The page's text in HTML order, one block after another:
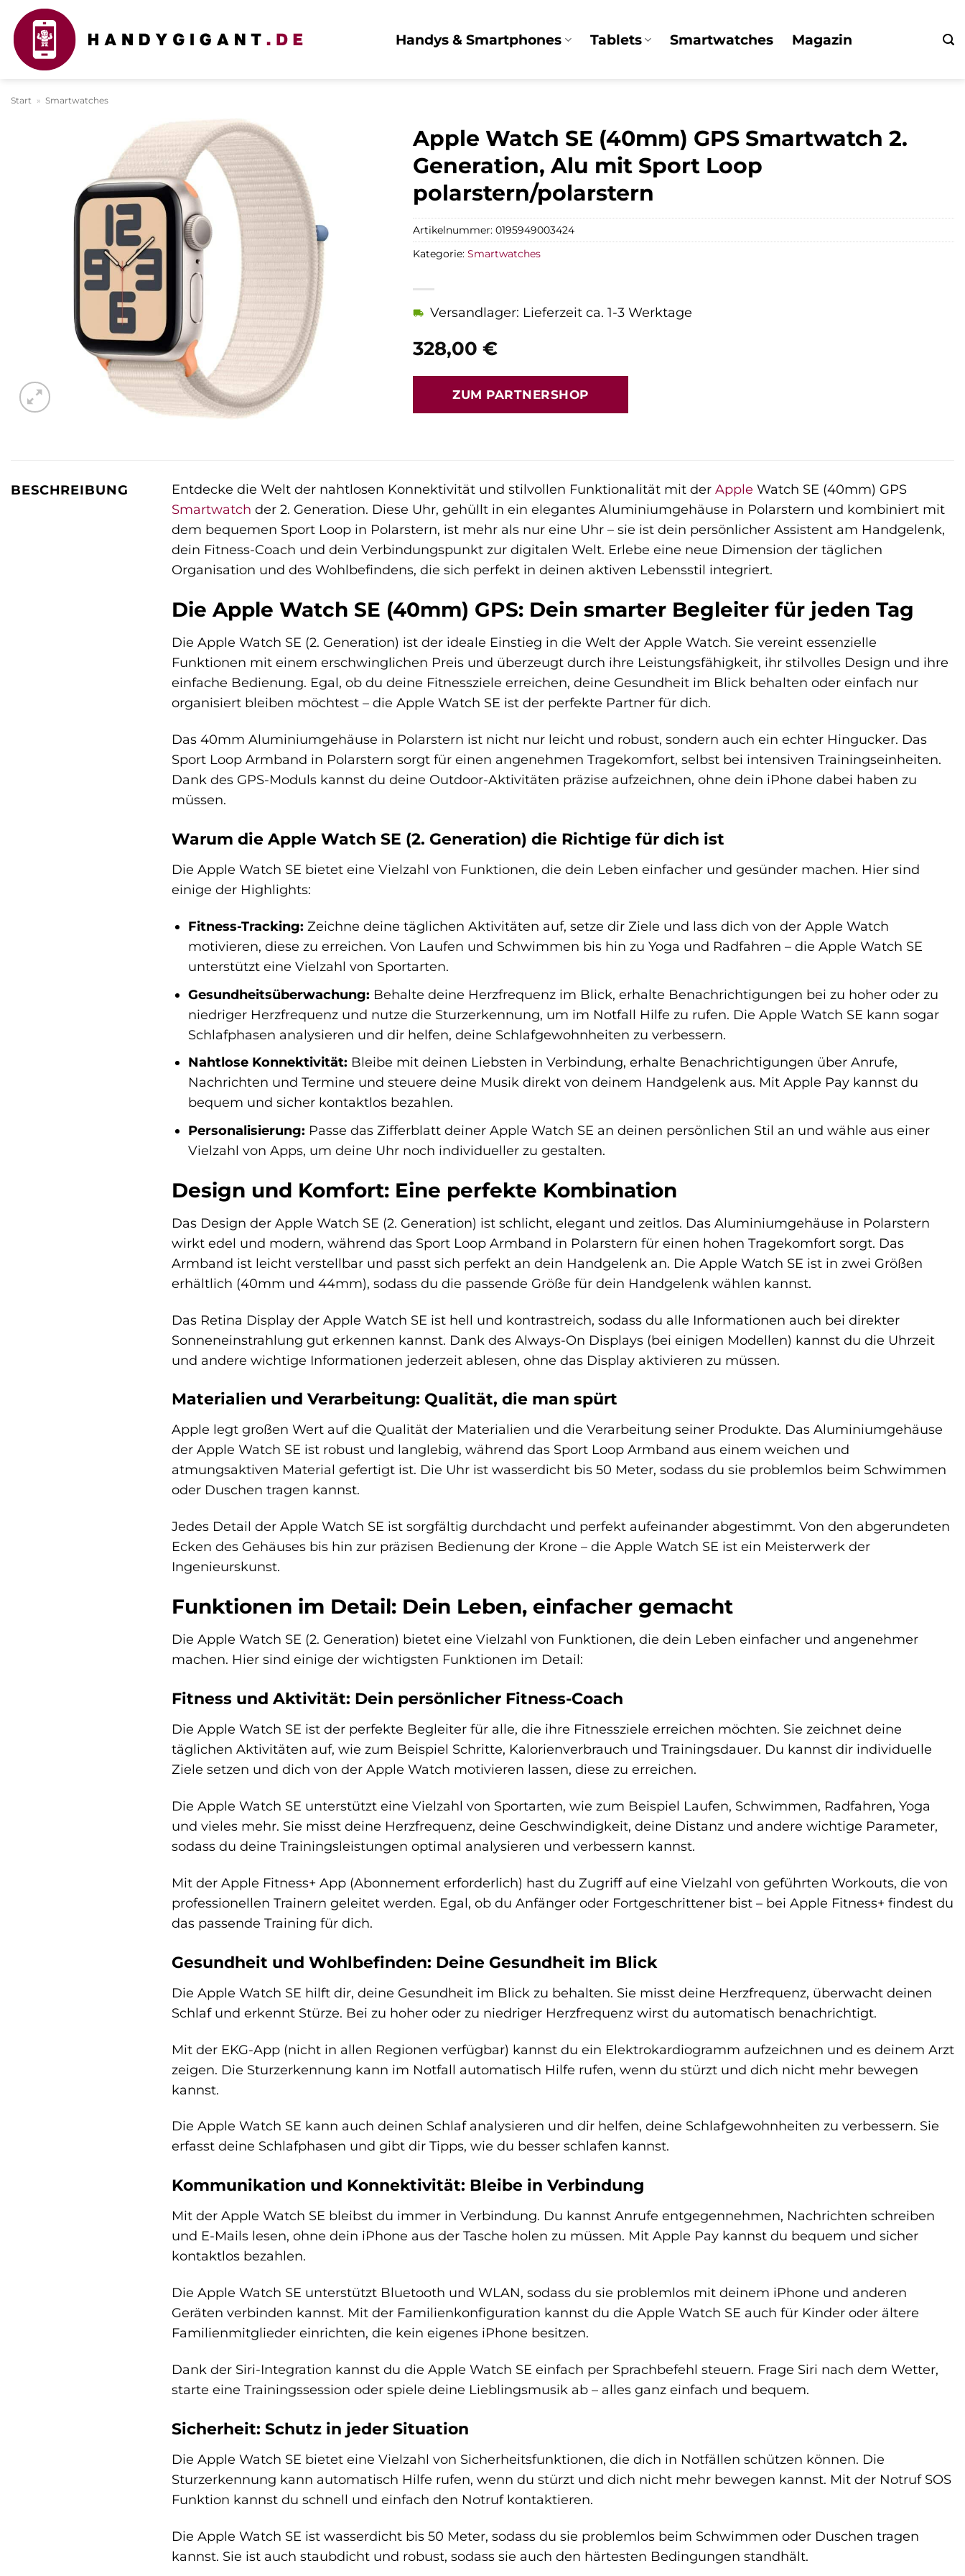
Zum
Inhalt
springen
Handys & Smartphones Tablets Smartwatches Magazin
Start » Smartwatches
Apple Watch SE (40mm) GPS Smartwatch 2.
Generation, Alu mit Sport Loop
polarstern/polarstern
328,00 €
Versandlager: Lieferzeit ca. 1-3 Werktage
ZUM PARTNERSHOP
Artikelnummer: 0195949003424
Kategorie: Smartwatches
BESCHREIBUNG Entdecke die Welt der nahtlosen Konnektivität und stilvollen Funktionalität mit der Apple Watch SE (40mm) GPS
Smartwatch der 2. Generation. Diese Uhr, gehüllt in ein elegantes Aluminiumgehäuse in Polarstern und kombiniert mit
dem bequemen Sport Loop in Polarstern, ist mehr als nur eine Uhr – sie ist dein persönlicher Assistent am Handgelenk,
dein Fitness-Coach und dein Verbindungspunkt zur digitalen Welt. Erlebe eine neue Dimension der täglichen
Organisation und des Wohlbefindens, die sich perfekt in deinen aktiven Lebensstil integriert.
Die Apple Watch SE (40mm) GPS: Dein smarter Begleiter für jeden Tag
Die Apple Watch SE (2. Generation) ist der ideale Einstieg in die Welt der Apple Watch. Sie vereint essenzielle
Funktionen mit einem erschwinglichen Preis und überzeugt durch ihre Leistungsfähigkeit, ihr stilvolles Design und ihre
einfache Bedienung. Egal, ob du deine Fitnessziele erreichen, deine Gesundheit im Blick behalten oder einfach nur
organisiert bleiben möchtest – die Apple Watch SE ist der perfekte Partner für dich.
Das 40mm Aluminiumgehäuse in Polarstern ist nicht nur leicht und robust, sondern auch ein echter Hingucker. Das
Sport Loop Armband in Polarstern sorgt für einen angenehmen Tragekomfort, selbst bei intensiven Trainingseinheiten.
Dank des GPS-Moduls kannst du deine Outdoor-Aktivitäten präzise aufzeichnen, ohne dein iPhone dabei haben zu
müssen.
Warum die Apple Watch SE (2. Generation) die Richtige für dich ist
Die Apple Watch SE bietet eine Vielzahl von Funktionen, die dein Leben einfacher und gesünder machen. Hier sind
einige der Highlights:
Fitness-Tracking: Zeichne deine täglichen Aktivitäten auf, setze dir Ziele und lass dich von der Apple Watch
motivieren, diese zu erreichen. Von Laufen und Schwimmen bis hin zu Yoga und Radfahren – die Apple Watch SE
unterstützt eine Vielzahl von Sportarten.
Gesundheitsüberwachung: Behalte deine Herzfrequenz im Blick, erhalte Benachrichtigungen bei zu hoher oder zu
niedriger Herzfrequenz und nutze die Sturzerkennung, um im Notfall Hilfe zu rufen. Die Apple Watch SE kann sogar
Schlafphasen analysieren und dir helfen, deine Schlafgewohnheiten zu verbessern.
Nahtlose Konnektivität: Bleibe mit deinen Liebsten in Verbindung, erhalte Benachrichtigungen über Anrufe,
Nachrichten und Termine und steuere deine Musik direkt von deinem Handgelenk aus. Mit Apple Pay kannst du
bequem und sicher kontaktlos bezahlen.
Personalisierung: Passe das Zifferblatt deiner Apple Watch SE an deinen persönlichen Stil an und wähle aus einer
Vielzahl von Apps, um deine Uhr noch individueller zu gestalten.
Design und Komfort: Eine perfekte Kombination
Das Design der Apple Watch SE (2. Generation) ist schlicht, elegant und zeitlos. Das Aluminiumgehäuse in Polarstern
wirkt edel und modern, während das Sport Loop Armband in Polarstern für einen hohen Tragekomfort sorgt. Das
Armband ist leicht verstellbar und passt sich perfekt an dein Handgelenk an. Die Apple Watch SE ist in zwei Größen
erhältlich (40mm und 44mm), sodass du die passende Größe für dein Handgelenk wählen kannst.
Das Retina Display der Apple Watch SE ist hell und kontrastreich, sodass du alle Informationen auch bei direkter
Sonneneinstrahlung gut erkennen kannst. Dank des Always-On Displays (bei einigen Modellen) kannst du die Uhrzeit
und andere wichtige Informationen jederzeit ablesen, ohne das Display aktivieren zu müssen.
Materialien und Verarbeitung: Qualität, die man spürt
Apple legt großen Wert auf die Qualität der Materialien und die Verarbeitung seiner Produkte. Das Aluminiumgehäuse
der Apple Watch SE ist robust und langlebig, während das Sport Loop Armband aus einem weichen und
atmungsaktiven Material gefertigt ist. Die Uhr ist wasserdicht bis 50 Meter, sodass du sie problemlos beim Schwimmen
oder Duschen tragen kannst.
Jedes Detail der Apple Watch SE ist sorgfältig durchdacht und perfekt aufeinander abgestimmt. Von den abgerundeten
Ecken des Gehäuses bis hin zur präzisen Bedienung der Krone – die Apple Watch SE ist ein Meisterwerk der
Ingenieurskunst.
Funktionen im Detail: Dein Leben, einfacher gemacht
Die Apple Watch SE (2. Generation) bietet eine Vielzahl von Funktionen, die dein Leben einfacher und angenehmer
machen. Hier sind einige der wichtigsten Funktionen im Detail:
Fitness und Aktivität: Dein persönlicher Fitness-Coach
Die Apple Watch SE ist der perfekte Begleiter für alle, die ihre Fitnessziele erreichen möchten. Sie zeichnet deine
täglichen Aktivitäten auf, wie zum Beispiel Schritte, Kalorienverbrauch und Trainingsdauer. Du kannst dir individuelle
Ziele setzen und dich von der Apple Watch motivieren lassen, diese zu erreichen.
Die Apple Watch SE unterstützt eine Vielzahl von Sportarten, wie zum Beispiel Laufen, Schwimmen, Radfahren, Yoga
und vieles mehr. Sie misst deine Herzfrequenz, deine Geschwindigkeit, deine Distanz und andere wichtige Parameter,
sodass du deine Trainingsleistungen optimal analysieren und verbessern kannst.
Mit der Apple Fitness+ App (Abonnement erforderlich) hast du Zugriff auf eine Vielzahl von geführten Workouts, die von
professionellen Trainern geleitet werden. Egal, ob du Anfänger oder Fortgeschrittener bist – bei Apple Fitness+ findest du
das passende Training für dich.
Gesundheit und Wohlbefinden: Deine Gesundheit im Blick
Die Apple Watch SE hilft dir, deine Gesundheit im Blick zu behalten. Sie misst deine Herzfrequenz, überwacht deinen
Schlaf und erkennt Stürze. Bei zu hoher oder zu niedriger Herzfrequenz wirst du automatisch benachrichtigt.
Mit der EKG-App (nicht in allen Regionen verfügbar) kannst du ein Elektrokardiogramm aufzeichnen und es deinem Arzt
zeigen. Die Sturzerkennung kann im Notfall automatisch Hilfe rufen, wenn du stürzt und dich nicht mehr bewegen
kannst.
Die Apple Watch SE kann auch deinen Schlaf analysieren und dir helfen, deine Schlafgewohnheiten zu verbessern. Sie
erfasst deine Schlafphasen und gibt dir Tipps, wie du besser schlafen kannst.
Kommunikation und Konnektivität: Bleibe in Verbindung
Mit der Apple Watch SE bleibst du immer in Verbindung. Du kannst Anrufe entgegennehmen, Nachrichten schreiben
und E-Mails lesen, ohne dein iPhone aus der Tasche holen zu müssen. Mit Apple Pay kannst du bequem und sicher
kontaktlos bezahlen.
Die Apple Watch SE unterstützt Bluetooth und WLAN, sodass du sie problemlos mit deinem iPhone und anderen
Geräten verbinden kannst. Mit der Familienkonfiguration kannst du die Apple Watch SE auch für Kinder oder ältere
Familienmitglieder einrichten, die kein eigenes iPhone besitzen.
Dank der Siri-Integration kannst du die Apple Watch SE einfach per Sprachbefehl steuern. Frage Siri nach dem Wetter,
starte eine Trainingssession oder spiele deine Lieblingsmusik ab – alles ganz einfach und bequem.
Sicherheit: Schutz in jeder Situation
Die Apple Watch SE bietet eine Vielzahl von Sicherheitsfunktionen, die dich in Notfällen schützen können. Die
Sturzerkennung kann automatisch Hilfe rufen, wenn du stürzt und dich nicht mehr bewegen kannst. Mit der Notruf SOS
Funktion kannst du schnell und einfach den Notruf kontaktieren.
Die Apple Watch SE ist wasserdicht bis 50 Meter, sodass du sie problemlos beim Schwimmen oder Duschen tragen
kannst. Sie ist auch staubdicht und robust, sodass sie auch den härtesten Bedingungen standhält.